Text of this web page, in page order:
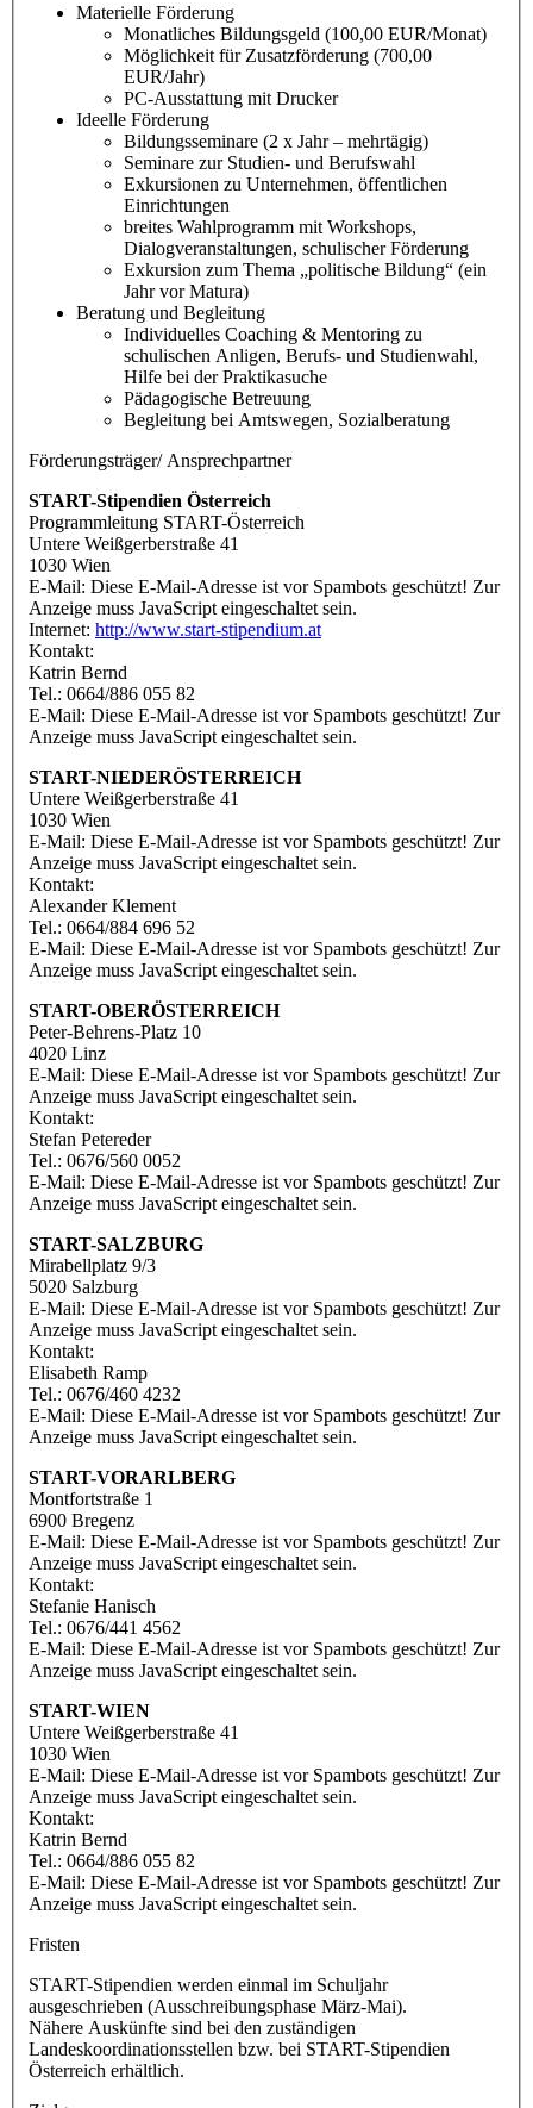
Materielle Förderung
Monatliches Bildungsgeld (100,00 EUR/Monat)
Möglichkeit für Zusatzförderung (700,00
EUR/Jahr)
PC-Ausstattung mit Drucker
Ideelle Förderung
Bildungsseminare (2 x Jahr – mehrtägig)
Seminare zur Studien- und Berufswahl
Exkursionen zu Unternehmen, öffentlichen
Einrichtungen
breites Wahlprogramm mit Workshops,
Dialogveranstaltungen, schulischer Förderung
Exkursion zum Thema „politische Bildung“ (ein
Jahr vor Matura)
Beratung und Begleitung
Individuelles Coaching & Mentoring zu
schulischen Anligen, Berufs- und Studienwahl,
Hilfe bei der Praktikasuche
Pädagogische Betreuung
Begleitung bei Amtswegen, Sozialberatung
Förderungsträger/ Ansprechpartner
START-Stipendien Österreich
Programmleitung START-Österreich
Untere Weißgerberstraße 41
1030 Wien
E-Mail: Diese E-Mail-Adresse ist vor Spambots geschützt! Zur
Anzeige muss JavaScript eingeschaltet sein.
Internet: http://www.start-stipendium.at
Kontakt:
Katrin Bernd
Tel.: 0664/886 055 82
E-Mail: Diese E-Mail-Adresse ist vor Spambots geschützt! Zur
Anzeige muss JavaScript eingeschaltet sein.
START-NIEDERÖSTERREICH
Untere Weißgerberstraße 41
1030 Wien
E-Mail: Diese E-Mail-Adresse ist vor Spambots geschützt! Zur
Anzeige muss JavaScript eingeschaltet sein.
Kontakt:
Alexander Klement
Tel.: 0664/884 696 52
E-Mail: Diese E-Mail-Adresse ist vor Spambots geschützt! Zur
Anzeige muss JavaScript eingeschaltet sein.
START-OBERÖSTERREICH
Peter-Behrens-Platz 10
4020 Linz
E-Mail: Diese E-Mail-Adresse ist vor Spambots geschützt! Zur
Anzeige muss JavaScript eingeschaltet sein.
Kontakt:
Stefan Petereder
Tel.: 0676/560 0052
E-Mail: Diese E-Mail-Adresse ist vor Spambots geschützt! Zur
Anzeige muss JavaScript eingeschaltet sein.
START-SALZBURG
Mirabellplatz 9/3
5020 Salzburg
E-Mail: Diese E-Mail-Adresse ist vor Spambots geschützt! Zur
Anzeige muss JavaScript eingeschaltet sein.
Kontakt:
Elisabeth Ramp
Tel.: 0676/460 4232
E-Mail: Diese E-Mail-Adresse ist vor Spambots geschützt! Zur
Anzeige muss JavaScript eingeschaltet sein.
START-VORARLBERG
Montfortstraße 1
6900 Bregenz
E-Mail: Diese E-Mail-Adresse ist vor Spambots geschützt! Zur
Anzeige muss JavaScript eingeschaltet sein.
Kontakt:
Stefanie Hanisch
Tel.: 0676/441 4562
E-Mail: Diese E-Mail-Adresse ist vor Spambots geschützt! Zur
Anzeige muss JavaScript eingeschaltet sein.
START-WIEN
Untere Weißgerberstraße 41
1030 Wien
E-Mail: Diese E-Mail-Adresse ist vor Spambots geschützt! Zur
Anzeige muss JavaScript eingeschaltet sein.
Kontakt:
Katrin Bernd
Tel.: 0664/886 055 82
E-Mail: Diese E-Mail-Adresse ist vor Spambots geschützt! Zur
Anzeige muss JavaScript eingeschaltet sein.
Fristen
START-Stipendien werden einmal im Schuljahr
ausgeschrieben (Ausschreibungsphase März-Mai).
Nähere Auskünfte sind bei den zuständigen
Landeskoordinationsstellen bzw. bei START-Stipendien
Österreich erhältlich.